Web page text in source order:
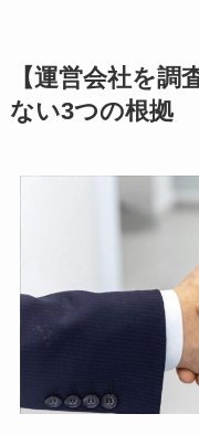
【運営会社を調
ない3つの根拠